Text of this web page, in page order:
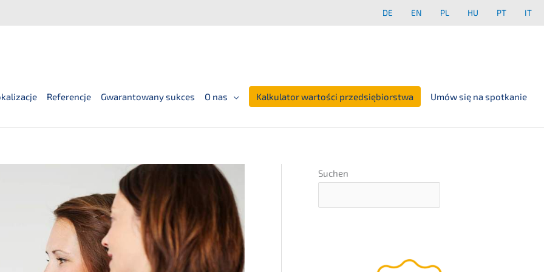
DE EN PL HU PT IT
Referencje Gwarantowany sukces O nas Kalkulator wartości przedsiębiorstwa Umów się na spotkanie
Suchen
przewod­nik